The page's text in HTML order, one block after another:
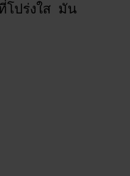
โปร่งใส มัน